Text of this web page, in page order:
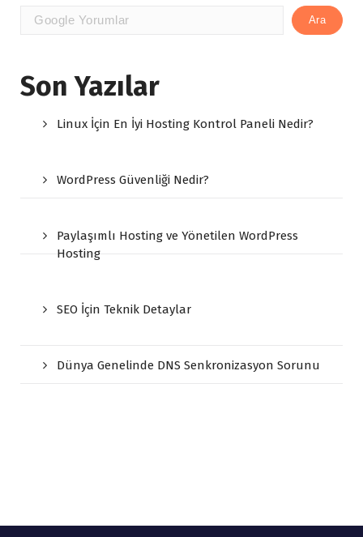
Ara
Son Yazılar
Linux İçin En İyi Hosting Kontrol Paneli Nedir?
WordPress Güvenliği Nedir?
Paylaşımlı Hosting ve Yönetilen WordPress
Hosting
SEO İçin Teknik Detaylar
Dünya Genelinde DNS Senkronizasyon Sorunu